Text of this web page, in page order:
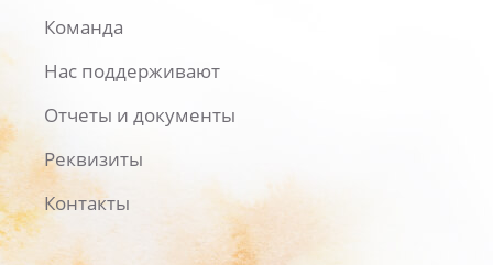
Команда
Нас поддерживают
Отчеты и документы
Реквизиты
Контакты